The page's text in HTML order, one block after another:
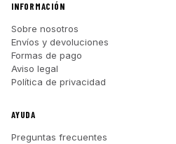
INFORMACIÓN
Sobre nosotros
Envíos y devoluciones
Formas de pago
Aviso legal
Política de privacidad
AYUDA
Preguntas frecuentes